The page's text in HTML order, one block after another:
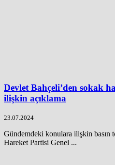
Devlet Bahçeli’den sokak
ilişkin açıklama
23.07.2024
Gündemdeki konulara ilişkin basın
Hareket Partisi Genel ...